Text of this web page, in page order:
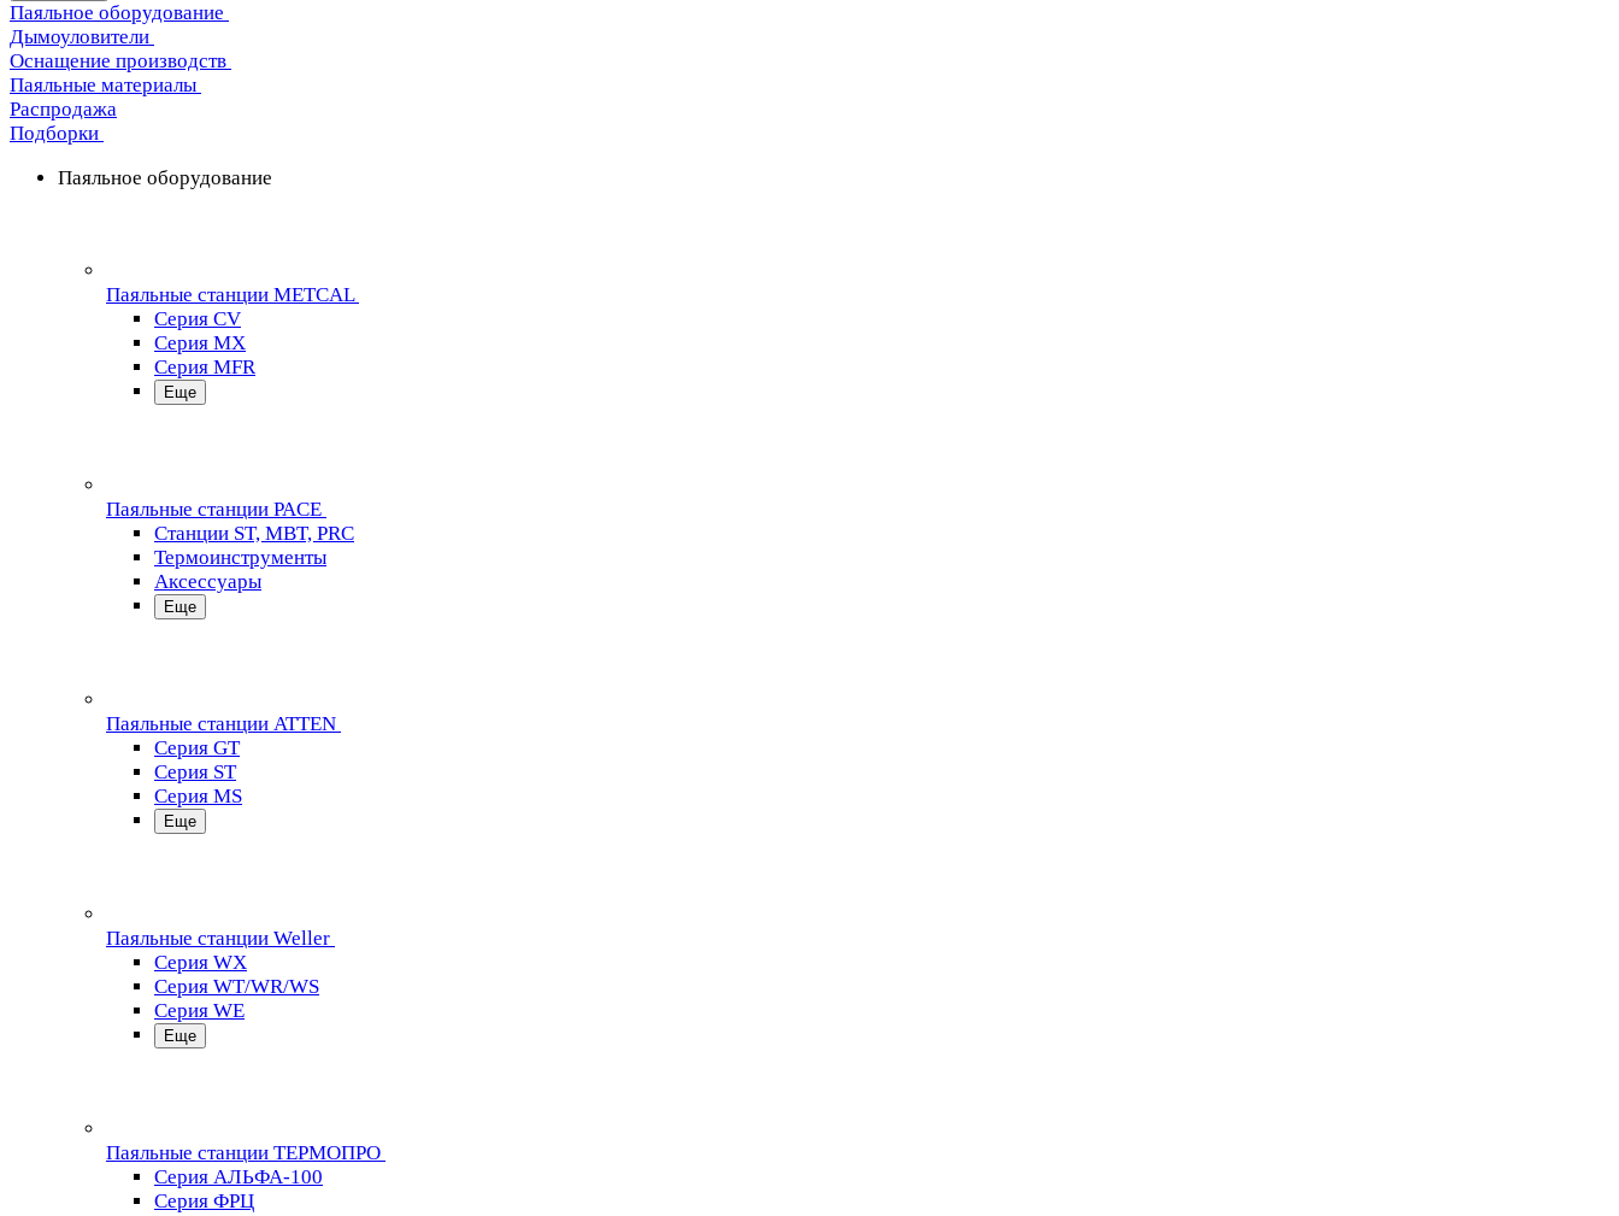
Паяльное оборудование
Дымоуловители
Оснащение производств
Паяльные материалы
Распродажа
Подборки
Паяльное оборудование
Паяльные станции METCAL
Серия CV
Серия MX
Серия MFR
Еще
Паяльные станции PACE
Станции ST, MBT, PRC
Термоинструменты
Аксессуары
Еще
Паяльные станции ATTEN
Серия GT
Серия ST
Серия MS
Еще
Паяльные станции Weller
Серия WX
Серия WT/WR/WS
Серия WE
Еще
Паяльные станции ТЕРМОПРО
Серия АЛЬФА-100
Серия ФРЦ